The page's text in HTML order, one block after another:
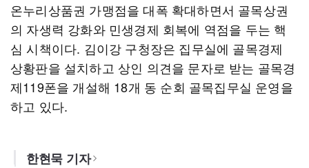
온누리상품권 가맹점을 대폭 확대하면서 골목상권
의 자생력 강화와 민생경제 회복에 역점을 두는 핵
심 시책이다. 김이강 구청장은 집무실에 골목경제
상황판을 설치하고 상인 의견을 문자로 받는 골목경
제119폰을 개설해 18개 동 순회 골목집무실 운영을
하고 있다.
한현묵 기자